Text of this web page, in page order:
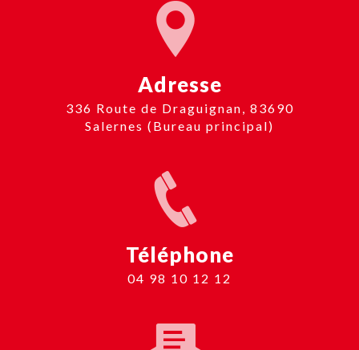
Adresse
336 Route de Draguignan, 83690
Salernes (Bureau principal)
Téléphone
04 98 10 12 12